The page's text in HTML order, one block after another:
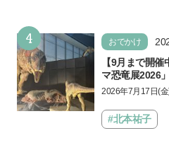
4 おでかけ
【9月まで開
マ恐竜展2026
動員した恐竜展
しむポイントを
2026年7月17日(金
「ヨコハマ恐竜展
卓大図鑑〜」が開
#北本祐子